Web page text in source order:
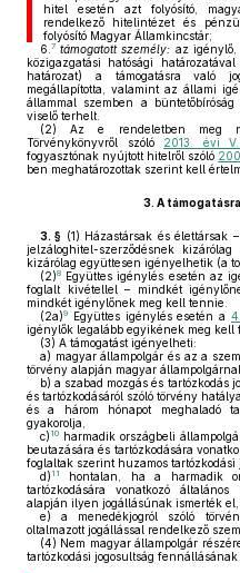
hitel esetén azt folyósító,
rendelkező hitelintézet és
folyósító Magyar Államkincstár;
6. 7 támogatott személy: az
közigazgatási hatósági
határozat) a támogatásra való
megállapította, valamint az állami
állammal szemben a
viselő terhelt.
(2) Az e rendeletben meg
Törvénykönyvről szóló 2013. évi
fogyasztónak nyújtott hitelről szóló
ben meghatározottak szerint kell
3. A
3. § (1) Házastársak és élettársak
jelzáloghitel-szerződésnek
kizárólag együttesen igényelhetik (a
(2)8 Együttes igénylés esetén az
foglalt kivétellel – mindkét
mindkét igénylőnek meg kell tennie.
(2a)9 Együttes igénylés esetén a
igénylők legalább egyikének meg kell
(3) A támogatást igényelheti:
a) magyar állampolgár és az a
törvény alapján magyar
b) a szabad mozgás és tartózkodás
és tartózkodásáról szóló törvény
és a három hónapot meghaladó
gyakorolja,
c) 10 harmadik országbeli
beutazására és tartózkodására
foglaltak szerint huzamos tartózkodási
d) 11
hontalan, ha a harmadik
tartózkodására vonatkozó
alapján ilyen jogállásúnak ismerték
e) a menedékjogról szóló
oltalmazott jogállással rendelkező
(4) Nem magyar állampolgár
tartózkodási jogosultság